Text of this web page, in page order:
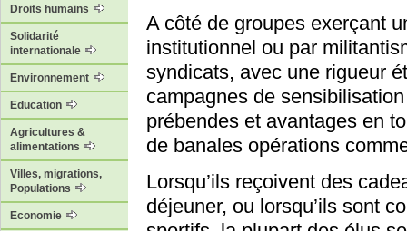
Droits humains
Solidarité
internationale
Environnement
Education
Agricultures &
alimentations
Villes, migrations,
Populations
Economie
A côté de groupes exerçant
institutionnel ou par
syndicats, avec une rigueur
campagnes de
prébendes et avantages en
de banales opérations
Lorsqu’ils reçoivent des
déjeuner, ou lorsqu’ils sont